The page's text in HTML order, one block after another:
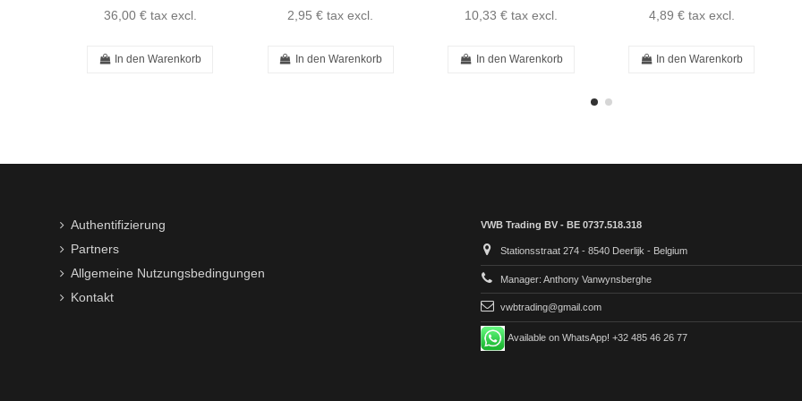
36,00 € tax excl.
In den Warenkorb
2,95 € tax excl.
In den Warenkorb
10,33 € tax excl.
In den Warenkorb
4,89 € tax excl.
In den Warenkorb
Authentifizierung
Partners
Allgemeine Nutzungsbedingungen
Kontakt
VWB Trading BV - BE 0737.518.318
Stationsstraat 274 - 8540 Deerlijk - Belgium
Manager: Anthony Vanwynsberghe
vwbtrading@gmail.com
Available on WhatsApp! +32 485 46 26 77